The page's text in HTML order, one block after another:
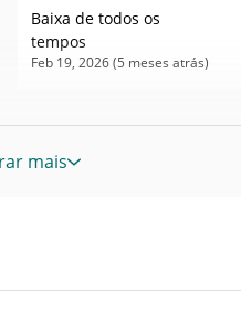
Baixa de todos os
tempos
Feb 19, 2026 (5 meses atrás)
mais